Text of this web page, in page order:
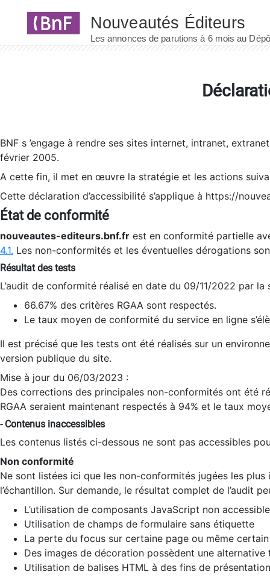
BNF s ’engage à rendre ses sites internet, intranet,
février 2005.
A cette fin, il met en œuvre la stratégie et les actions
Cette déclaration d’accessibilité s’applique à https://
État de conformité
nouveautes-editeurs.bnf.fr est en conformité partielle
4.1. Les non-conformités et les éventuelles dérogations
Résultat des tests
L’audit de conformité réalisé en date du 09/11/2022 par
66.67% des critères RGAA sont respectés.
Le taux moyen de conformité du service en ligne
Il est précisé que les tests ont été réalisés sur un
version publique du site.
Mise à jour du 06/03/2023 :
Des corrections des principales non-conformités ont été
RGAA seraient maintenant respectés à 94% et le taux
- Contenus inaccessibles
Les contenus listés ci-dessous ne sont pas accessibles
Non conformité
Ne sont listées ici que les non-conformités jugées les
l’échantillon. Sur demande, le résultat complet de l’audit
L’utilisation de composants JavaScript non
Utilisation de champs de formulaire sans étiquette
La perte du focus sur certaine page ou même
Des images de décoration possèdent une alternative
Utilisation de balises HTML à des fins de